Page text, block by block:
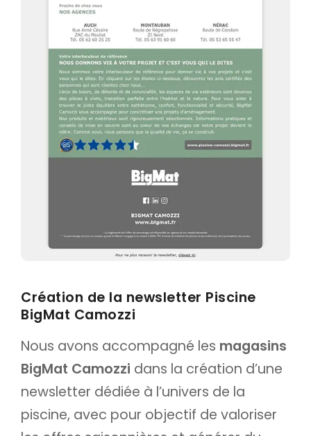
Création de la newsletter Piscine
BigMat Camozzi
Nous avons accompagné les magasins
BigMat Camozzi dans la création d’une
newsletter dédiée à l’univers de la
piscine, avec pour objectif de valoriser